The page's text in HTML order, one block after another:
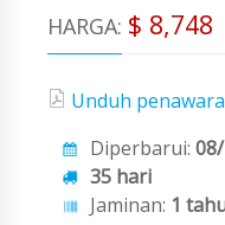
HARGA: $ 8,748
Unduh
Diperbarui:
35 hari
Jaminan: 1